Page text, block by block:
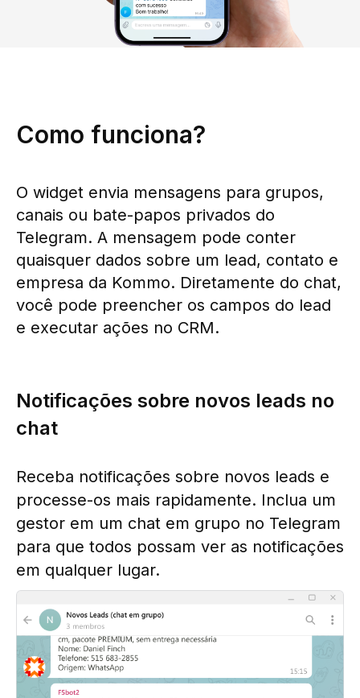
Como funciona?
O widget envia mensagens para grupos,
canais ou bate-papos privados do
Telegram. A mensagem pode conter
quaisquer dados sobre um lead, contato e
empresa da Kommo. Diretamente do chat,
você pode preencher os campos do lead
e executar ações no CRM.
Notificações sobre novos leads no
chat
Receba notificações sobre novos leads e
processe-os mais rapidamente. Inclua um
gestor em um chat em grupo no Telegram
para que todos possam ver as notificações
em qualquer lugar.